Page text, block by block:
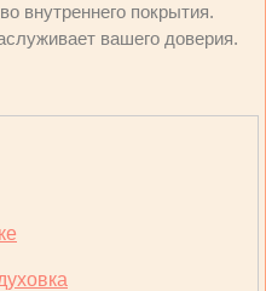
внутреннего покрытия.
вашего доверия.